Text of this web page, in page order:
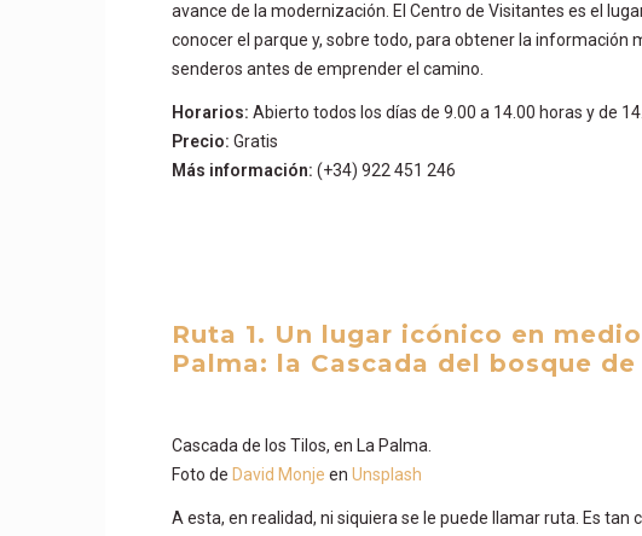
avance de la modernización. El Centro de Visitantes es el
conocer el parque y, sobre todo, para obtener la información
senderos antes de emprender el camino.
Horarios: Abierto todos los días de 9.00 a 14.00 horas y de
Precio: Gratis
Más información: (+34) 922 451 246
Ruta 1. Un lugar icónico en
Palma: la Cascada del bosque
Cascada de los Tilos, en La Palma.
Foto de David Monje en Unsplash
A esta, en realidad, ni siquiera se le puede llamar ruta. Es